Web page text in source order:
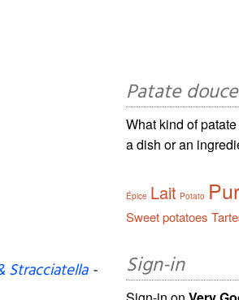
Stracciatella-
Patate
What kind of
a dish or an
Épice Lait Potato
Sweet potatoes
Sign-in